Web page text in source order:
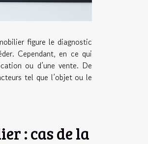
figure le diagnostic
Cependant, en ce qui
ou d’une vente. De
tel que l’objet ou le
: cas de la